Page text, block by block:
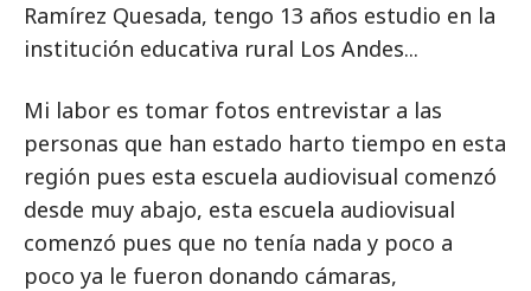
Ramírez Quesada, tengo 13 años estudio en la
institución educativa rural Los Andes...
Mi labor es tomar fotos entrevistar a las
personas que han estado harto tiempo en esta
región pues esta escuela audiovisual comenzó
desde muy abajo, esta escuela audiovisual
comenzó pues que no tenía nada y poco a
poco ya le fueron donando cámaras,